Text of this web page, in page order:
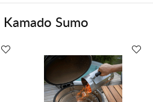
Kamado Sumo